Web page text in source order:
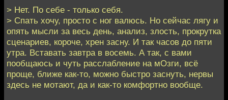
> Нет. По себе - только себя.
> Спать хочу, просто с ног валюсь. Но сейчас лягу и
опять мысли за весь день, анализ, злость, прокрутка
сценариев, короче, хрен засну. И так часов до пяти
утра. Вставать завтра в восемь. А так, с вами
пообщаюсь и чуть расслабление на мОзги, всё
проще, ближе как-то, можно быстро заснуть, нервы
здесь не мотают, да и как-то комфортно вообще.